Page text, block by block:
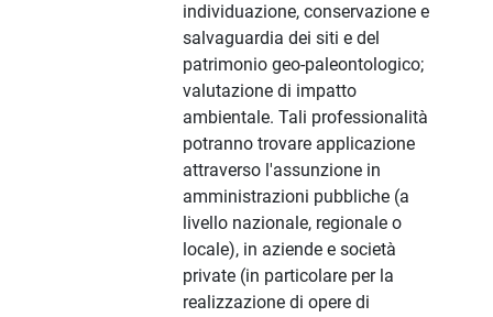
individuazione, conservazione e
salvaguardia dei siti e del
patrimonio geo-paleontologico;
valutazione di impatto
ambientale. Tali professionalità
potranno trovare applicazione
attraverso l'assunzione in
amministrazioni pubbliche (a
livello nazionale, regionale o
locale), in aziende e società
private (in particolare per la
realizzazione di opere di